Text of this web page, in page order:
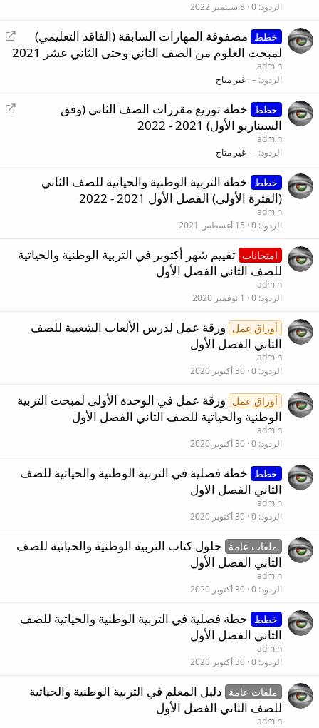
الردود 0 8 سبتمبر 2022
إ
ت
خطط مصفوفة المهارات السابقة (الفاقد التعليمي)
لمبحث العلوم من الصف الثاني وحتى الثاني عشر 2021
admin
الردود – غير متاح
إ
خطط خطة توزيع مقررات الصف الثاني (وفق
السيناريو الأول) 2021 - 2022
admin
الردود – غير متاح
خطط خطة التربية الوطنية والحياتية للصف الثاني
(الفترة الأولى) الفصل الأول 2021 - 2022
admin
الردود 0 15 أغسطس 2021
امتحانات تقييم شهر أكتوبر في التربية الوطنية والحياتية
للصف الثاني الفصل الأول
admin
الردود 0 1 نوفمبر 2020
أوراق عمل ورقة عمل لدرس الألعاب الشعبية للصف
الثاني الفصل الأول
admin
الردود 0 30 أكتوبر 2020
أوراق عمل ورقة عمل في الوحدة الأولى لمبحث التربية
الوطنية والحياتية للصف الثاني الفصل الأول
admin
الردود 0 30 أكتوبر 2020
خطط خطة فصلية في التربية الوطنية والحياتية للصف
الثاني الفصل الاول
admin
الردود 0 30 أكتوبر 2020
ملفات عامة حلول كتاب التربية الوطنية والحياتية للصف
الثاني الفصل الأول
admin
الردود 0 30 أكتوبر 2020
خطط خطة فصلية في التربية الوطنية والحياتية للصف
الثاني الفصل الأول
admin
الردود 0 30 أكتوبر 2020
ملفات عامة دليل المعلم في التربية الوطنية والحياتية
للصف الثاني الفصل الأول
admin